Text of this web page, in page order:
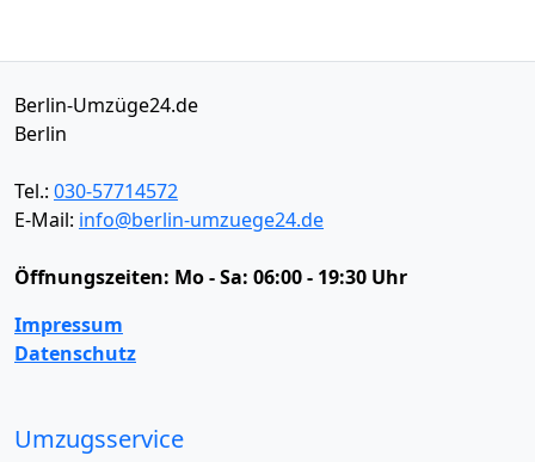
Berlin-Umzüge24.de
Berlin
Tel.: 030-57714572
E-Mail: info@berlin-umzuege24.de
Öffnungszeiten: Mo - Sa: 06:00 - 19:30 Uhr
Impressum
Datenschutz
Umzugsservice